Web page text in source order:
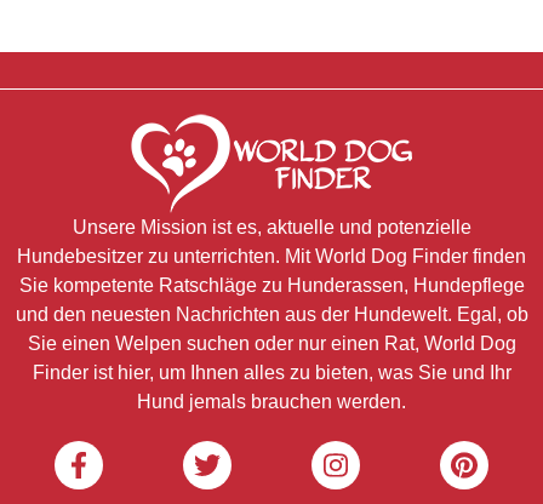
Unsere Mission ist es, aktuelle und potenzielle
Hundebesitzer zu unterrichten. Mit World Dog Finder finden
Sie kompetente Ratschläge zu Hunderassen, Hundepflege
und den neuesten Nachrichten aus der Hundewelt. Egal, ob
Sie einen Welpen suchen oder nur einen Rat, World Dog
Finder ist hier, um Ihnen alles zu bieten, was Sie und Ihr
Hund jemals brauchen werden.